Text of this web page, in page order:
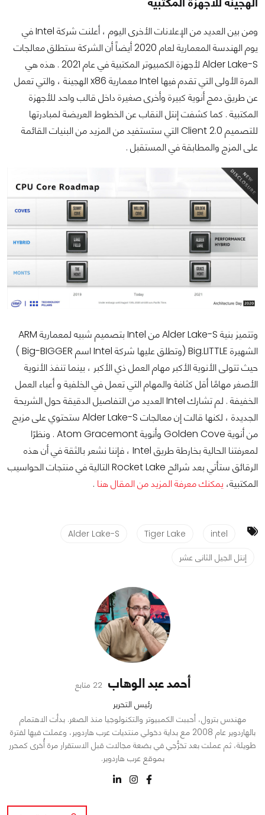
ومن بين العديد من الإعلانات الأخرى اليوم ، أعلنت شركة Intel في
يوم الهندسة المعمارية لعام 2020 أيضاً أن الشركة ستطلق معالجات
Alder Lake-S لأجهزة الكمبيوتر المكتبية في عام 2021 . هذه هي
المرة الأولى التي تقدم فيها Intel معمارية x86 الهجينة ، والتي تعمل
عن طريق دمج أنوية كبيرة وأخرى صغيرة داخل قالب واحد للأجهزة
المكتبية . كما كشفت إنتل النقاب عن الخطوط العريضة لمبادرتها
للتصميم Client 2.0 التي ستستفيد من المزيد من البنيات القائمة
على المزج والمطابقة في المستقبل .
وتتميز بنية Alder Lake-S من Intel بتصميم شبيه لمعمارية ARM
الشهيرة Big.LITTLE (وتطلق عليها شركة Intel اسم Big-BIGGER )
حيث تتولى الأنوية الأكبر مهام العمل ذي الأكبر ، بينما تنفذ الأنوية
الأصغر مهامًا أقل كثافة والمهام التي تعمل في الخلفية و أعباء العمل
الخفيفة . لم تشارك Intel العديد من التفاصيل الدقيقة حول الشريحة
الجديدة ، لكنها قالت إن معالجات Alder Lake-S ستحتوي على مزيج
من أنوية Golden Cove وأنوية Atom Gracemont . ونظرًا
لمعرفتنا الحالية بخارطة طريق Intel ، فإننا نشعر بالثقة في أن هذه
الرقائق ستأتي بعد شرائح Rocket Lake التالية في منتجات الحواسيب
المكتبية، يمكنك معرفة المزيد من المقال هنا .
intel
Tiger Lake
Alder Lake-S
إنتل الجيل الثانى عشر
أحمد عبد الوهاب 22 متابع
رئيس التحرير
مهندس بترول، أحببت الكمبيوتر والتكنولوجيا منذ الصغر. بدأت الاهتمام
بالهاردوير عام 2008 مع بداية دخولي منتديات عرب هاردوير، وعملت فيها لفترة
طويلة، ثم عملت بعد تخرُّجي في بضعة مجالات قبل الاستقرار مرة أُخرى كمحرر
بموقع عرب هاردوير.